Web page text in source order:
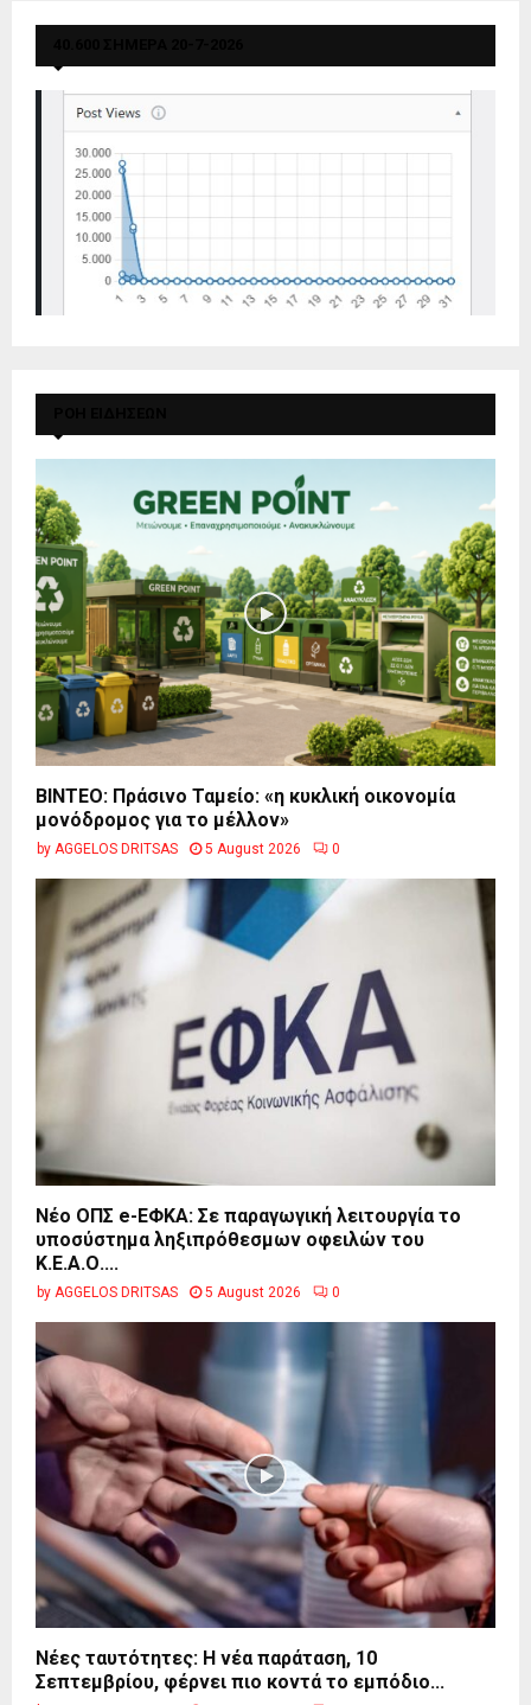
BINTEO: Πράσινο Ταμείο: «η κυκλική οικονομία
μονόδρομος για το μέλλον»
by AGGELOS DRITSAS 5 August 2026 0
Νέο ΟΠΣ e-ΕΦΚΑ: Σε παραγωγική λειτουργία το
υποσύστημα ληξιπρόθεσμων οφειλών του
Κ.Ε.Α.Ο....
by AGGELOS DRITSAS 5 August 2026 0
Νέες ταυτότητες: Η νέα παράταση, 10
Σεπτεμβρίου, φέρνει πιο κοντά το εμπόδιο...